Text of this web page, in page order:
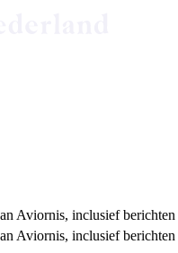
Aviornis, inclusief
Aviornis, inclusief